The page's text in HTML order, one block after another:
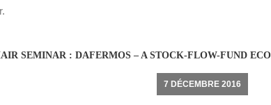
SEMINAR : DAFERMOS – A STOCK-FLOW-FUND
7 DÉCEMBRE 2016